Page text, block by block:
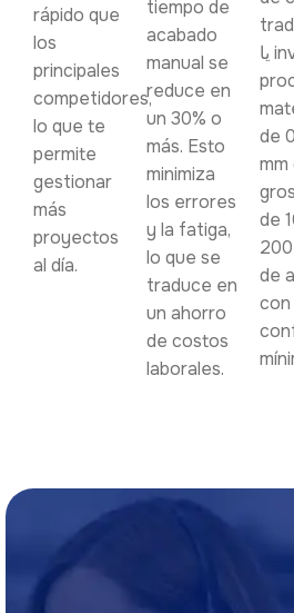
rápido que
los
principales
competidores,
lo que te
permite
gestionar
más
proyectos
al día.
tiempo de
acabado
manual se
reduce en
un 30% o
más. Esto
minimiza
los errores
y la fatiga,
lo que se
traduce en
un ahorro
de costos
laborales.
یا inversas,
de
mm
de
de
con